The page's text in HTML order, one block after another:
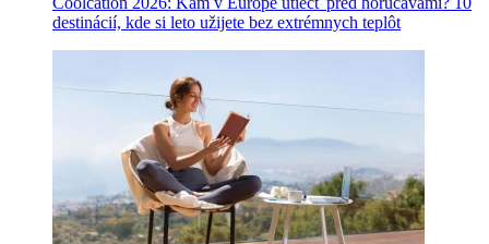
destinácií, kde si leto užijete bez extrémnych teplôt